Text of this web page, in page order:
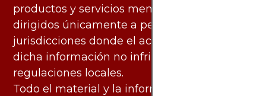
productos y servicios mencionados están
dirigidos únicamente a personas en
jurisdicciones donde el acceso y uso de
dicha información no infringe leyes o
regulaciones locales.
Todo el material y la información